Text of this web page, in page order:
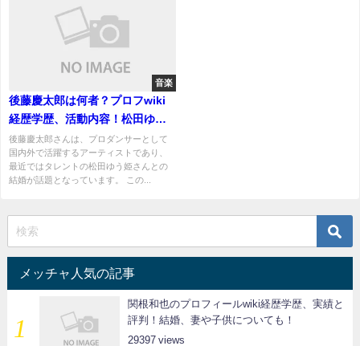
音楽
後藤慶太郎は何者？プロフwiki
経歴学歴、活動内容！松田ゆう
姫との出会い馴れ初めは？
後藤慶太郎さんは、プロダンサーとして
国内外で活躍するアーティストであり、
最近ではタレントの松田ゆう姫さんとの
結婚が話題となっています。 この...
メッチャ人気の記事
関根和也のプロフィールwiki経歴学歴、実績と
評判！結婚、妻や子供についても！
29397